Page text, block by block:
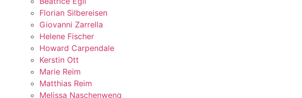
Florian Silbereisen
Giovanni Zarrella
Helene Fischer
Howard Carpendale
Kerstin Ott
Marie Reim
Matthias Reim
Melissa Naschenweng